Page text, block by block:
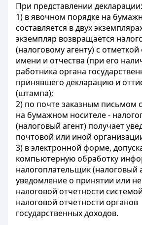
При представлении декларации:
1) в явочном порядке на
составляется в двух
экземпляр возвращается
(налоговому агенту) с
имени и отчества (при его
работника органа
принявшего декларацию и
(штампа);
2) по почте заказным письмом
на бумажном носителе -
(налоговый агент) получает
почтовой или иной
3) в электронной форме,
компьютерную обработку
налогоплательщик (налоговый
уведомление о принятии или
налоговой отчетности
налоговой отчетности органов
государственных доходов.